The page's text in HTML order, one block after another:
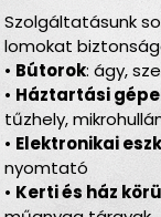
Szolgáltatásunk
lomokat
• Bútorok: ágy,
• Háztartási
tűzhely,
• Elektronikai
nyomtató
• Kerti és ház